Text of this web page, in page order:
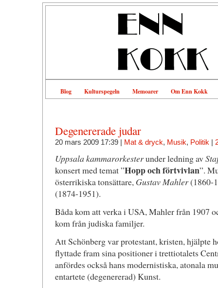
Blog Kulturspegeln Memoarer Om Enn Kokk
Degenererade judar
20 mars 2009 17:39 | Mat & dryck, Musik, Politik |
Uppsala kammarorkesterunder ledning av
konsert med temat ”Hopp och förtvivlan”.
österrikiska tonsättare, Gustav Mahler(1860-
(1874-1951).
Båda kom att verka i USA, Mahler från 1907
kom från judiska familjer.
Att Schönberg var protestant, kristen, hjälpte
flyttade fram sina positioner i trettiotalets
anfördes också hans modernistiska, atonala
entartete (degenererad) Kunst.